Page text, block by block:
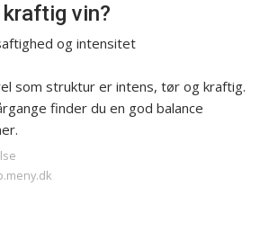
kraftig vin?
og intensitet
som struktur er intens, tør og kraftig.
finder du en god balance